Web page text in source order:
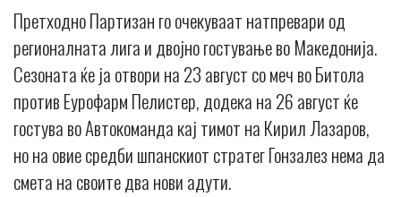
Претходно Партизан го очекуваат натпревари од
регионалната лига и двојно гостување во Македонија.
Сезоната ќе ја отвори на 23 август со меч во Битола
против Еурофарм Пелистер, додека на 26 август ќе
гостува во Автокоманда кај тимот на Кирил Лазаров,
но на овие средби шпанскиот стратег Гонзалез нема да
смета на своите два нови адути.